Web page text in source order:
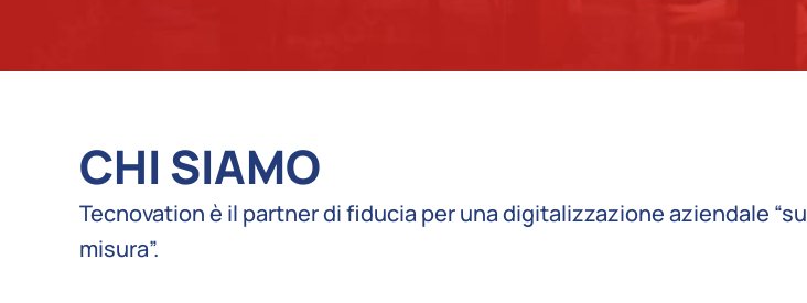
CHI SIAMO
Tecnovation è il partner di fiducia per una digitalizzazione aziendale “su
misura”.